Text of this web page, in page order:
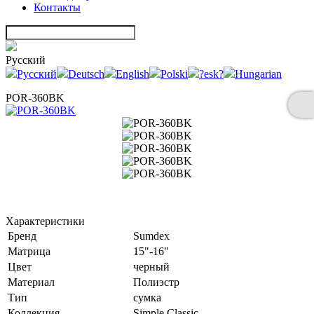
Контакты
Русский
Русский
Deutsch English Polski ?esk?
Hungarian
POR-360BK
Характеристики
Бренд
Sumdex
Матрица
15"-16"
Цвет
черный
Материал
Полиэстр
Тип
сумка